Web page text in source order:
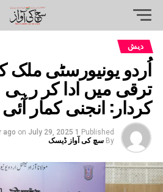
دیش
اُردو یونیورسٹی ملک
ترقی میں ادا کر رہی
کردار: انجنی کمار
Published
1 year ago
on July 29, 2025
By سچ کی آواز ڈیسک